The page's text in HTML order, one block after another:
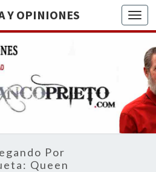
Y OPINIONES
DE
BREVE
RECORRIDO
VITAL Y
ACTUALIDAD
Por
Queen